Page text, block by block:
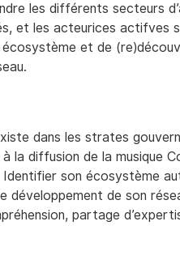
les différents secteurs
et les acteurices actifves
écosystème et de
dans les strates
la diffusion de la musique
Identifier son écosystème
développement de son
partage